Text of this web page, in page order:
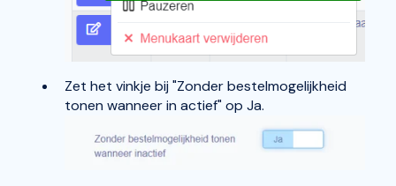
Zet het vinkje bij "Zonder bestelmogelijkheid
tonen wanneer in actief" op Ja.